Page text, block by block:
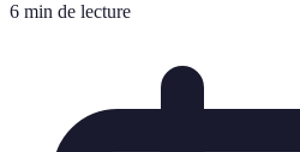
6 min de lecture